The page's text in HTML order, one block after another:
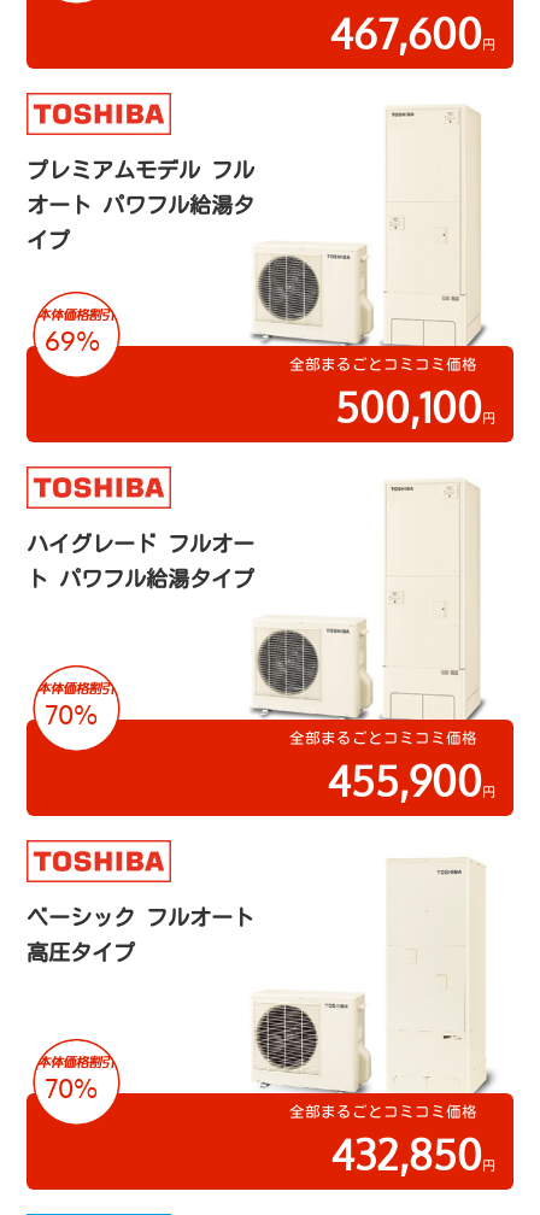
467,600円
プレミアムモデル フル
オート パワフル給湯タ
イプ
69%
全部まるごとコミコミ価格
500,100円
ハイグレード フルオー
ト パワフル給湯タイプ
70%
全部まるごとコミコミ価格
455,900円
ベーシック フルオート
高圧タイプ
70%
全部まるごとコミコミ価格
432,850円